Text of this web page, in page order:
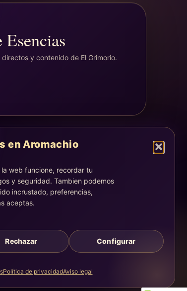
en Aromachio
web funcione, recordar tu
y seguridad. Tambien podemos
incrustado, preferencias,
aceptas.
Rechazar Configurar
Política de privacidadAviso legal
y contenido de El Grimorio.
y correos quedan centralizados en la
psicológico o profesional.
con calma, intención y una experiencia guiada.